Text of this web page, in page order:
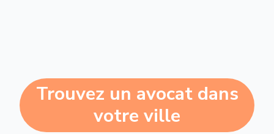
Trouvez un avocat dans
votre ville